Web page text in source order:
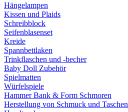
Hängelampen
Kissen und Plaids
Schreibblock
Seifenblasenset
Kreide
Spannbettlaken
Trinkflaschen und -becher
Baby Doll Zubehör
Spielmatten
Würfelspiele
Hammer Bank & Form Schmoren
Herstellung von Schmuck und Taschen